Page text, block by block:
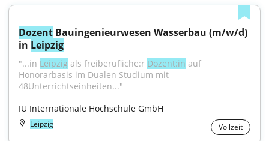
Dozent Bauingenieurwesen Wasserbau (m/w/d)
in Leipzig
"...in Leipzig als freiberufliche:r Dozent:in auf
Honorarbasis im Dualen Studium mit
48Unterrichtseinheiten..."
IU Internationale Hochschule GmbH
Leipzig Vollzeit